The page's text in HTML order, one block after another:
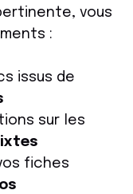
vous
:
issus de
sur les
fiches